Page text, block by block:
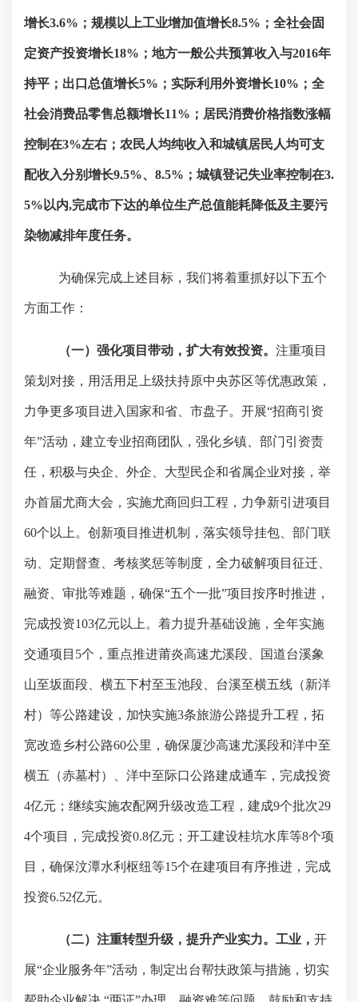
增长3.6% ；规模以上工业增加值增长8.5% ；全社会固
定资产投资增长18% ；地方一般公共预算收入与2016年
持平；出口总值增长5% ；实际利用外资增长10% ；全
社会消费品零售总额增长11% ；居民消费价格指数涨幅
控制在3%左右；农民人均纯收入和城镇居民人均可支
配收入分别增长9.5%、 8.5% ；城镇登记失业率控制在3.
5% 以内,完成市下达的单位生产总值能耗降低及主要污
染物减排年度任务。
为确保完成上述目标，我们将着重抓好以下五个
方面工作：
（一）强化项目带动，扩大有效投资。 注重项目
策划对接，用活用足上级扶持原中央苏区等优惠政策，
力争更多项目进入国家和省、市盘子。开展“招商引资
年”活动，建立专业招商团队，强化乡镇、部门引资责
任，积极与央企、外企、大型民企和省属企业对接，举
办首届尤商大会，实施尤商回归工程，力争新引进项目
60个以上。创新项目推进机制，落实领导挂包、部门联
动、定期督查、考核奖惩等制度，全力破解项目征迁、
融资、审批等难题，确保“五个一批”项目按序时推进，
完成投资103亿元以上。着力提升基础设施，全年实施
交通项目 5个，重点推进莆炎高速尤溪段、国道台溪象
山至坂面段、横五下村至玉池段、台溪至横五线（新洋
村）等公路建设，加快实施3条旅游公路提升工程，拓
宽改造乡村公路60公里，确保厦沙高速尤溪段和洋中至
横五（赤墓村）、洋中至际口公路建成通车，完成投资
4亿元；继续实施农配网升级改造工程，建成9个批次29
4个项目，完成投资0.8亿元；开工建设桂坑水库等8个项
目，确保汶潭水利枢纽等15个在建项目有序推进，完成
投资6.52亿元。
（二）注重转型升级，提升产业实力。 工业， 开
展“企业服务年”活动，制定出台帮扶政策与措施，切实